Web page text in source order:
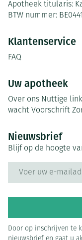
Apotheek titularis:
BTW nummer:
Klantenservice
FAQ
Uw apotheek
Over ons Nuttige
wacht Voorschrift
Nieuwsbrief
Blijf op de hoogte
Door op inschrijven te